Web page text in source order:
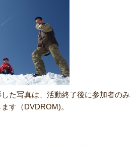
た写真は、活動終了後に参加者のみ
す（DVDROM)。